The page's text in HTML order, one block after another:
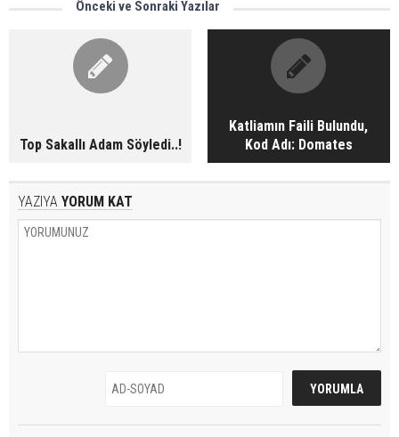
Önceki ve Sonraki Yazılar
Top Sakallı Adam Söyledi..!
Katliamın Faili Bulundu,
Kod Adı: Domates
YAZIYA YORUM KAT